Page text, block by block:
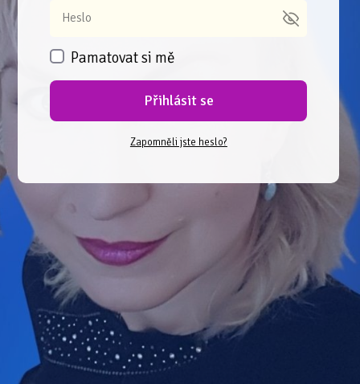
Pamatovat si mě
Přihlásit se
Zapomněli jste heslo?